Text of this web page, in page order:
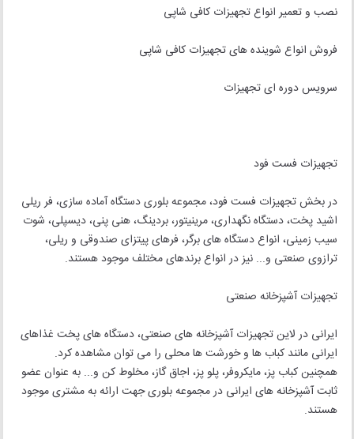
نصب و تعمیر انواع تجهیزات کافی شاپی
فروش انواع شوینده های تجهیزات کافی شاپی
سرویس دوره ای تجهیزات
تجهیزات فست فود
در بخش تجهیزات فست فود، مجموعه بلوری دستگاه آماده سازی، فر ریلی
اشید پخت، دستگاه نگهداری، مرینیتور، بردینگ، هنی پنی، دیسپلی، شوت
سیب زمینی، انواع دستگاه های برگر، فرهای پیتزای صندوقی و ریلی،
ترازوی صنعتی و... نیز در انواع برندهای مختلف موجود هستند.
تجهیزات آشپزخانه صنعتی
ایرانی در لاین تجهیزات آشپزخانه های صنعتی، دستگاه های پخت غذاهای
ایرانی مانند کباب ها و خورشت ها محلی را می توان مشاهده کرد.
همچنین کباب پز، مایکروفر، پلو پز، اجاق گاز، مخلوط کن و... به عنوان عضو
ثابت آشپزخانه های ایرانی در مجموعه بلوری جهت ارائه به مشتری موجود
هستند.